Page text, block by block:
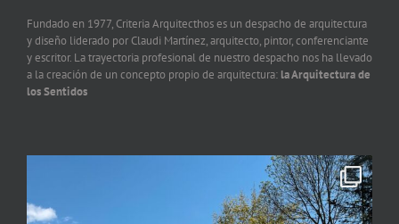
Fundado en 1977, Criteria Arquitecthos es un despacho de arquitectura
y diseño liderado por Claudi Martínez, arquitecto, pintor, conferenciante
y escritor. La trayectoria profesional de nuestro despacho nos ha llevado
a la creación de un concepto propio de arquitectura: la Arquitectura de
los Sentidos